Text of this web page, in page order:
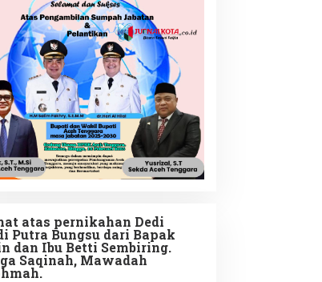
atas pernikahan Dedi
Putra Bungsu dari Bapak
dan Ibu Betti Sembiring.
Saqinah, Mawadah